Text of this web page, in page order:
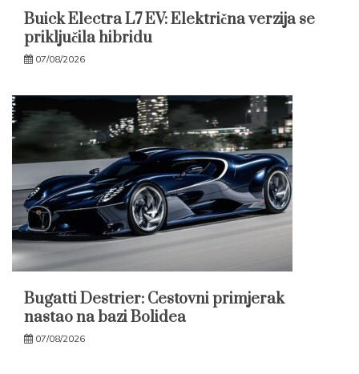
Buick Electra L7 EV: Električna verzija se
priključila hibridu
07/08/2026
Bugatti Destrier: Cestovni primjerak
nastao na bazi Bolidea
07/08/2026